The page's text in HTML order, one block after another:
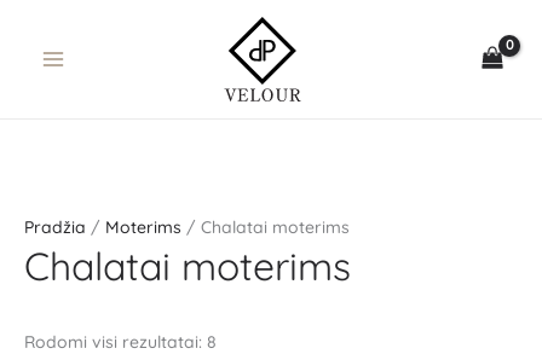
turinio
Pradžia / Moterims / Chalatai moterims
Chalatai moterims
Rodomi visi rezultatai: 8